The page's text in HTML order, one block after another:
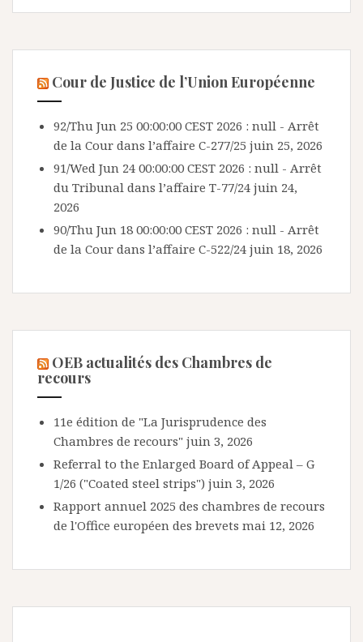
Cour de Justice de l’Union Européenne
92/Thu Jun 25 00:00:00 CEST 2026 : null - Arrêt
de la Cour dans l’affaire C-277/25 juin 25, 2026
91/Wed Jun 24 00:00:00 CEST 2026 : null - Arrêt
du Tribunal dans l’affaire T-77/24 juin 24,
2026
90/Thu Jun 18 00:00:00 CEST 2026 : null - Arrêt
de la Cour dans l’affaire C-522/24 juin 18, 2026
OEB actualités des Chambres de
recours
11e édition de "La Jurisprudence des
Chambres de recours" juin 3, 2026
Referral to the Enlarged Board of Appeal – G
1/26 ("Coated steel strips") juin 3, 2026
Rapport annuel 2025 des chambres de recours
de l'Office européen des brevets mai 12, 2026